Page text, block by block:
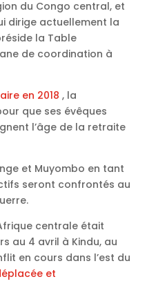
du Congo central, et
dirige actuellement la
la Table
de coordination à
en 2018 , la
que ses évêques
l’âge de la retraite
et Muyombo en tant
seront confrontés au
centrale était
au 4 avril à Kindu, au
en cours dans l’est du
et